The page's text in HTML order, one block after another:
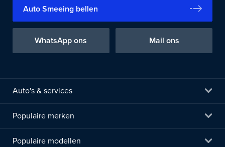
Auto Smeeing bellen
WhatsApp ons Mail ons
Auto's & services
Populaire merken
Populaire modellen